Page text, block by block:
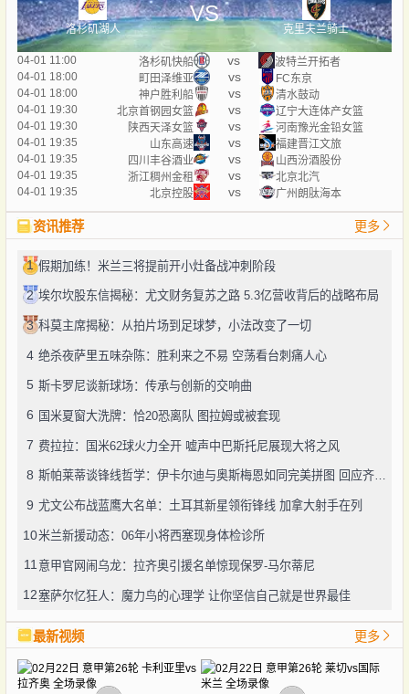
洛杉矶湖人
VS
克里夫兰骑士
04-01 11:00 洛杉矶快船 vs
波特兰开拓者
04-01 18:00
町田泽维亚 vs
FC东京
04-01 18:00
神户胜利船 vs
清水鼓动
04-01 19:30
北京首钢园女篮 vs
辽宁大连体产女篮
04-01 19:30
陕西天泽女篮 vs
河南豫光金铅女篮
04-01 19:35
山东高速 vs
福建晋江文旅
04-01 19:35
四川丰谷酒业 vs
山西汾酒股份
04-01 19:35
浙江稠州金租 vs
北京北汽
04-01 19:35
北京控股 vs 广州朗肽海本
资讯推荐 更多
1 假期加练！米兰三将提前开小灶备战冲刺阶段
2 埃尔坎股东信揭秘：尤文财务复苏之路 5.3亿营收背后的战略布局
3 科莫主席揭秘：从拍片场到足球梦，小法改变了一切
4 绝杀夜萨里五味杂陈：胜利来之不易 空荡看台刺痛人心
5 斯卡罗尼谈新球场：传承与创新的交响曲
6 国米夏窗大洗牌：恰20恐离队 图拉姆或被套现
7 费拉拉：国米62球火力全开 嘘声中巴斯托尼展现大将之风
8 斯帕莱蒂谈锋线哲学：伊卡尔迪与奥斯梅恩如同完美拼图 回应齐沃争议言论显格局
9 尤文公布战蓝鹰大名单：土耳其新星领衔锋线 加拿大射手在列
10米兰新援动态：06年小将西塞现身体检诊所
11 意甲官网闹乌龙：拉齐奥引援名单惊现保罗-马尔蒂尼
12塞萨尔忆狂人：魔力鸟的心理学 让你坚信自己就是世界最佳
最新视频 更多